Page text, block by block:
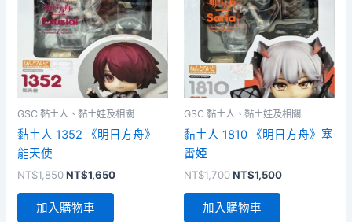
GSC 黏土人、黏土娃及相關
黏土人 1352 《明日方舟》
能天使
NT$1,850原
價
格：
NT$1,650目
加入購物車
GSC 黏土人、黏土娃及相關
黏土人 1810 《明日方舟》塞
雷婭
NT$1,700原
價
格：
NT$1,500目
加入購物車